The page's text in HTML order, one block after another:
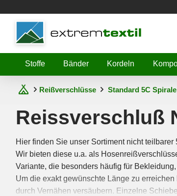
Shopware
Stoffe
Bänder Kordeln
Reißverschlüsse Standard 5C
Reissverschluß
Hier finden Sie unser Sortiment nicht
Wir bieten diese u.a. als
Variante, die besonders häufig für
Um die exakt gewünschte Länge zu
durch Vernähen versäubern. Einzelne